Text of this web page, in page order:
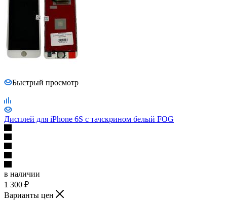
Быстрый просмотр
Дисплей для iPhone 6S с тачскрином белый FOG
в наличии
1 300 ₽
Варианты цен